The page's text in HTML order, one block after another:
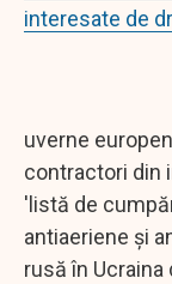
interesate de
uverne
contractori din
'listă de
antiaeriene şi
rusă în